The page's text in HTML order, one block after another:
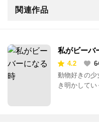
関連作品
私がビーバ
4.2
動物好きの少
き明かしてい